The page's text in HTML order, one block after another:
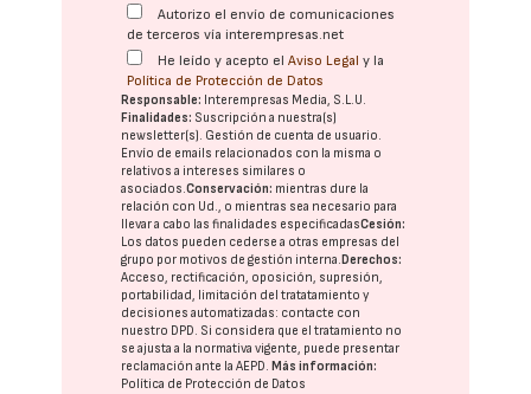
Autorizo el envío de comunicaciones
de terceros vía interempresas.net
He leído y acepto elAviso Legal y la
Política de Protección de Datos
Responsable: Interempresas Media, S.L.U.
Finalidades: Suscripción a nuestra(s)
newsletter(s). Gestión de cuenta de usuario.
Envío de emails relacionados con la misma o
relativos a intereses similares o
asociados.Conservación: mientras dure la
relación con Ud., o mientras sea necesario para
llevar a cabo las finalidades especificadasCesión:
Los datos pueden cederse a otras empresas del
grupo por motivos de gestión interna. Derechos:
Acceso, rectificación, oposición, supresión,
portabilidad, limitación del tratatamiento y
decisiones automatizadas: contacte con
nuestro DPD. Si considera que el tratamiento no
se ajusta a la normativa vigente, puede presentar
reclamación ante laAEPD. Más información:
Política de Protección de Datos